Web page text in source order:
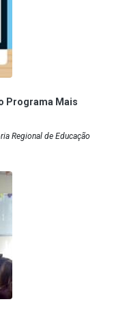
Programa Mais
Regional de Educação